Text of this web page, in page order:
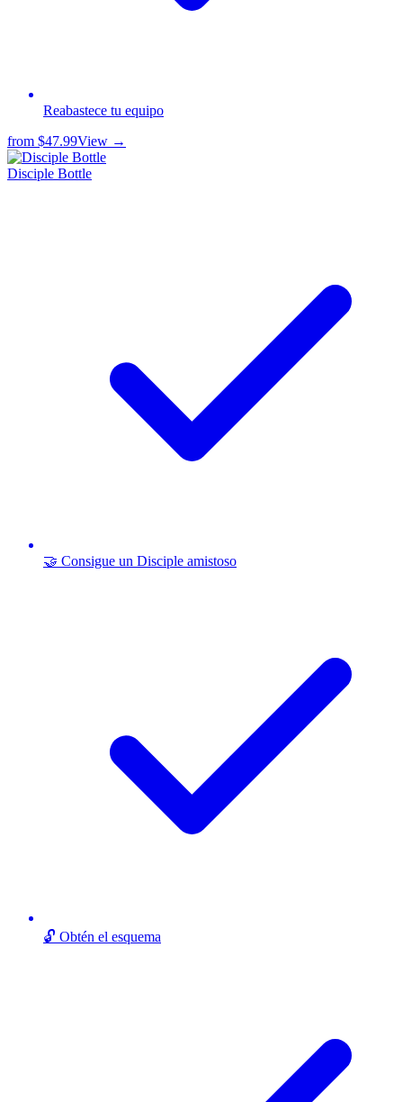
Reabastece tu equipo
from $47.99View →
Disciple Bottle
🤝 Consigue un Disciple amistoso
🔓 Obtén el esquema